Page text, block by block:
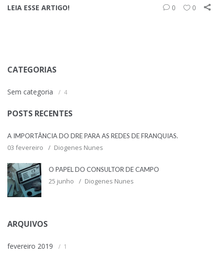
LEIA ESSE ARTIGO! 0 0
CATEGORIAS
Sem categoria 4
POSTS RECENTES
A IMPORTÂNCIA DO DRE PARA AS REDES DE FRANQUIAS.
03 fevereiro Diogenes Nunes
O PAPEL DO CONSULTOR DE CAMPO
25 junho Diogenes Nunes
ARQUIVOS
fevereiro 2019 1